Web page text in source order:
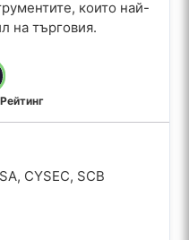
които най-
на търговия.
CYSEC, SCB